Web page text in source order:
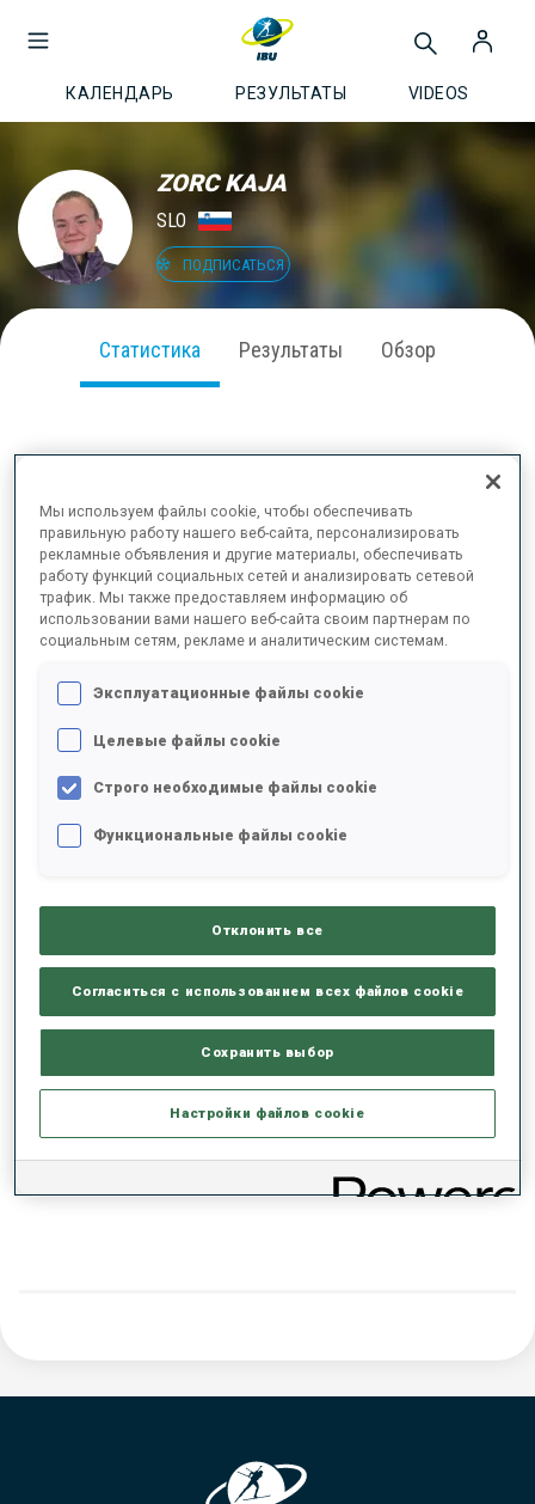
КАЛЕНДАРЬ РЕЗУЛЬТАТЫ VIDEOS
ZORC KAJA
SLO
ПОДПИСАТЬСЯ
Статистика Результаты Обзор
2024/2025
РЕЗУЛЬТАТЫ - СРЕДНЕЕ ЗНАЧЕНИЕ
ЛЫЖНЫЙ ХОД - ОТСТАВАНИЕ ОТ ЛИДЕРА
Данных нет
Данных нет
СТРЕЛЬБА СТОЯ
Данных нет
РЕЗУЛЬТАТЫ - ТЕНДЕНЦИЯ
ДАННЫХ НЕТ
Мы используем файлы cookie, чтобы обеспечивать
правильную работу нашего веб-сайта, персонализировать
рекламные объявления и другие материалы, обеспечивать
работу функций социальных сетей и анализировать сетевой
трафик. Мы также предоставляем информацию об
использовании вами нашего веб-сайта своим партнерам по
социальным сетям, рекламе и аналитическим системам.
Эксплуатационные файлы cookie
Целевые файлы cookie
Строго необходимые файлы cookie
Функциональные файлы cookie
Отклонить все
Согласиться с использованием всех файлов cookie
Сохранить выбор
Настройки файлов cookie